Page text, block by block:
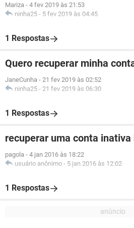
Mariza - 4 fev 2019 às 21:53
ninha25 - 5 fev 2019 às 04:45
1 Respostas
Quero recuperar minha
JaneCunha - 21 fev 2019 às 02:52
ninha25 - 21 fev 2019 às 06:30
1 Respostas
recuperar uma conta inativa
pagola - 4 jan 2016 às 18:22
usuário anônimo - 5 jan 2016 às 12:02
1 Respostas